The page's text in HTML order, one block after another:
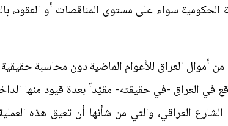
الحكومية سواء على مستوى المناقصات أو العقود،
العراق للأعوام الماضية دون محاسبة
في العراق -في حقيقته- مقيّداً بعدة قيود منها
العراقي، والتي من شأنها أن تعيق هذه